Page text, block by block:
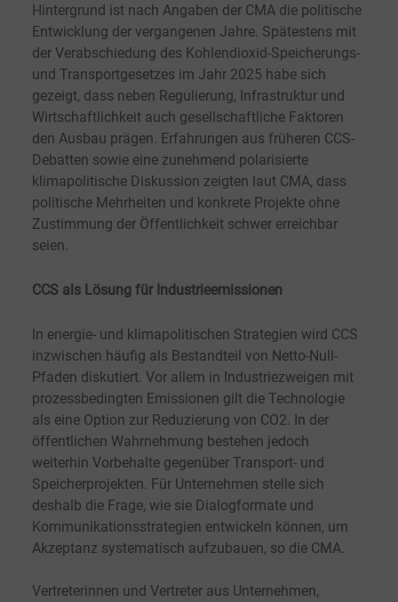
Hintergrund ist nach Angaben der CMA die politische
Entwicklung der vergangenen Jahre. Spätestens mit
der Verabschiedung des Kohlendioxid-Speicherungs-
und Transportgesetzes im Jahr 2025 habe sich
gezeigt, dass neben Regulierung, Infrastruktur und
Wirtschaftlichkeit auch gesellschaftliche Faktoren
den Ausbau prägen. Erfahrungen aus früheren CCS-
Debatten sowie eine zunehmend polarisierte
klimapolitische Diskussion zeigten laut CMA, dass
politische Mehrheiten und konkrete Projekte ohne
Zustimmung der Öffentlichkeit schwer erreichbar
seien.
CCS als Lösung für Industrieemissionen
In energie- und klimapolitischen Strategien wird CCS
inzwischen häufig als Bestandteil von Netto-Null-
Pfaden diskutiert. Vor allem in Industriezweigen mit
prozessbedingten Emissionen gilt die Technologie
als eine Option zur Reduzierung von CO2. In der
öffentlichen Wahrnehmung bestehen jedoch
weiterhin Vorbehalte gegenüber Transport- und
Speicherprojekten. Für Unternehmen stelle sich
deshalb die Frage, wie sie Dialogformate und
Kommunikationsstrategien entwickeln können, um
Akzeptanz systematisch aufzubauen, so die CMA.
Vertreterinnen und Vertreter aus Unternehmen,